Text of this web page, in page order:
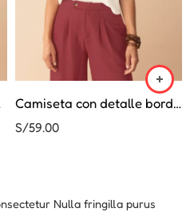
Camiseta con detalle bordado en mangas
S/59.00
Nulla fringilla purus